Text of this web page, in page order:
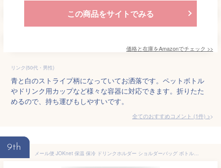
この商品をサイトでみる
価格と在庫をAmazonでチェック >>
リンク(50代・男性)
青と白のストライプ柄になっていてお洒落です。ペットボトル
やドリンク用カップなど様々な容器に対応できます。折りたた
めるので、持ち運びもしやすいです。
全てのおすすめコメント (1件) >
9th
メール便 JOKnet 保温 保冷 ドリンクホルダー ショルダーバッグ ボトルホルダー 水筒ホルダー ペットボトル 2本 500ml ベビーカー 斜め掛け ブラック F